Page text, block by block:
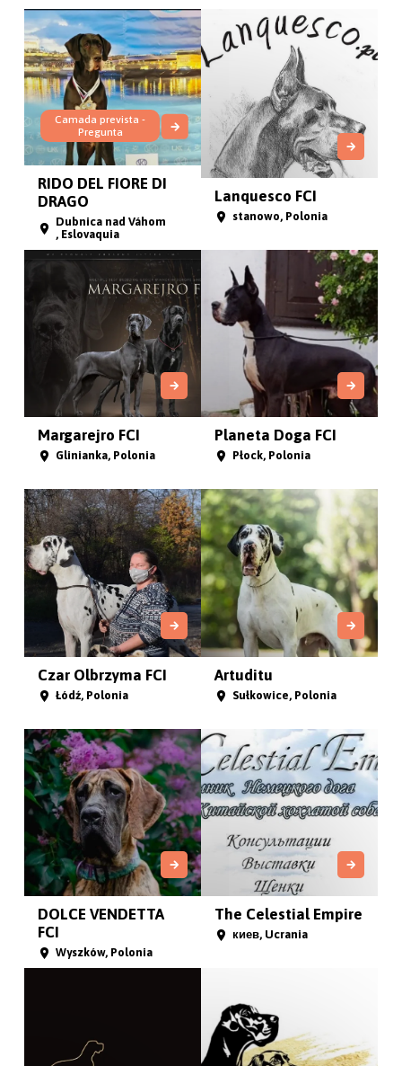
Camada prevista -
Pregunta
RIDO DEL FIORE DI
DRAGO
Dubnica nad Váhom
, Eslovaquia
Lanquesco FCI
stanowo, Polonia
Margarejro FCI
Glinianka, Polonia
Planeta Doga FCI
Płock, Polonia
Czar Olbrzyma FCI
Łódź, Polonia
Artuditu
Sułkowice, Polonia
DOLCE VENDETTA
FCI
Wyszków, Polonia
The Celestial Empire
киев, Ucrania